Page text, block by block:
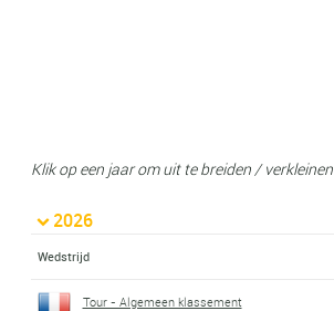
Klik op een jaar om uit te breiden / verkleinen
2026
Wedstrijd
Tour - Algemeen klassement